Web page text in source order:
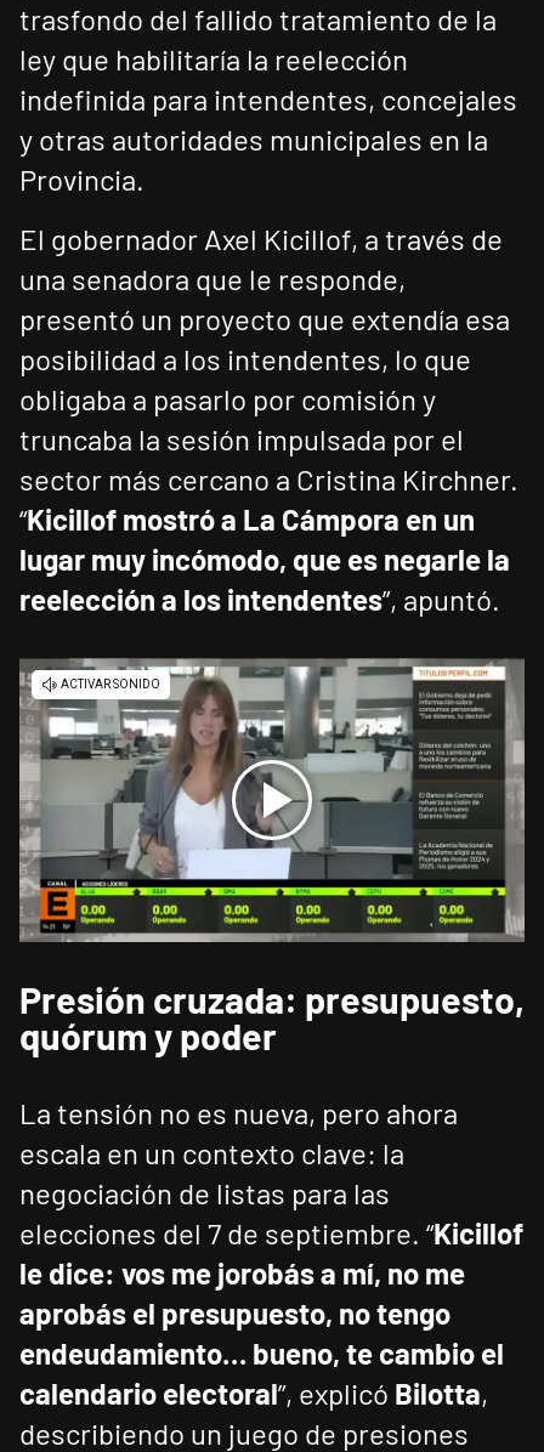
trasfondo del fallido tratamiento de la
ley que habilitaría la reelección
indefinida para intendentes, concejales
y otras autoridades municipales en la
Provincia.
El gobernador Axel Kicillof, a través de
una senadora que le responde,
presentó un proyecto que extendía esa
posibilidad a los intendentes, lo que
obligaba a pasarlo por comisión y
truncaba la sesión impulsada por el
sector más cercano a Cristina Kirchner.
“Kicillof mostró a La Cámpora en un
lugar muy incómodo, que es negarle la
reelección a los intendentes”, apuntó.
Presión cruzada: presupuesto,
quórum y poder
La tensión no es nueva, pero ahora
escala en un contexto clave: la
negociación de listas para las
elecciones del 7 de septiembre. “Kicillof
le dice: vos me jorobás a mí, no me
aprobás el presupuesto, no tengo
endeudamiento… bueno, te cambio el
calendario electoral”, explicó Bilotta,
describiendo un juego de presiones